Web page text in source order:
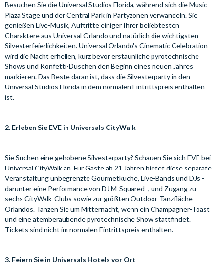
Besuchen Sie die Universal Studios Florida, während sich die Music
Plaza Stage und der Central Park in Partyzonen verwandeln. Sie
genießen Live-Musik, Auftritte einiger Ihrer beliebtesten
Charaktere aus Universal Orlando und natürlich die wichtigsten
Silvesterfeierlichkeiten. Universal Orlando's Cinematic Celebration
wird die Nacht erhellen, kurz bevor erstaunliche pyrotechnische
Shows und Konfetti-Duschen den Beginn eines neuen Jahres
markieren. Das Beste daran ist, dass die Silvesterparty in den
Universal Studios Florida in dem normalen Eintrittspreis enthalten
ist.
2. Erleben Sie EVE in Universals CityWalk
Sie Suchen eine gehobene Silvesterparty? Schauen Sie sich EVE bei
Universal CityWalk an. Für Gäste ab 21 Jahren bietet diese separate
Veranstaltung unbegrenzte Gourmetküche, Live-Bands und DJs -
darunter eine Performance von DJ M-Squared -, und Zugang zu
sechs CityWalk-Clubs sowie zur größten Outdoor-Tanzfläche
Orlandos. Tanzen Sie um Mitternacht, wenn ein Champagner-Toast
und eine atemberaubende pyrotechnische Show stattfindet.
Tickets sind nicht im normalen Eintrittspreis enthalten.
3. Feiern Sie in Universals Hotels vor Ort